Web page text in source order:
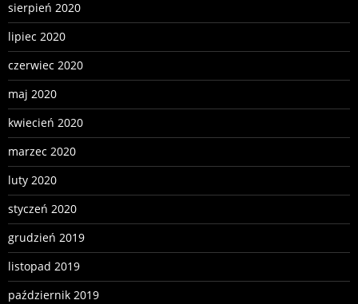
sierpień 2020
lipiec 2020
czerwiec 2020
maj 2020
kwiecień 2020
marzec 2020
luty 2020
styczeń 2020
grudzień 2019
listopad 2019
październik 2019